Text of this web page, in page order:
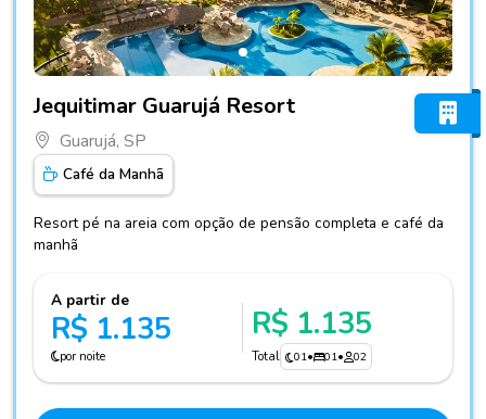
Jequitimar Guarujá Resort
Guarujá, SP
Café da Manhã
Resort pé na areia com opção de pensão completa e café da
manhã
A partir de
R$ 1.135
por noite
R$ 1.135
Total 01• 01• 02